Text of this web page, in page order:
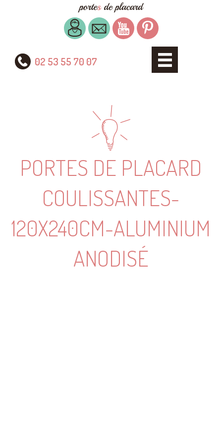
02 53 55 70 07
PORTES DE PLACARD
COULISSANTES-
120X240CM-ALUMINIUM
ANODISÉ